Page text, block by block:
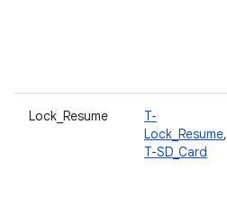
Lock_Resume
T-
Lock_Resume,
T-SD_Card